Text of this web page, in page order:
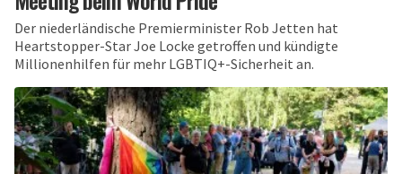
Der niederländische Premierminister Rob Jetten hat
Heartstopper-Star Joe Locke getroffen und kündigte
Millionenhilfen für mehr LGBTIQ+-Sicherheit an.